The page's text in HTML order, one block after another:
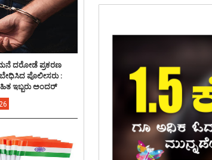
ದರೋಡೆ ಪ್ರಕರಣ
ಪೊಲೀಸರು :
ಇಬ್ಬರು ಅಂದರ್